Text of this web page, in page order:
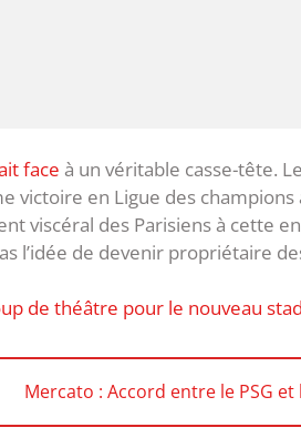
face à un véritable casse-tête.
victoire en Ligue des
viscéral des Parisiens à cette
l’idée de devenir propriétaire
de théâtre pour le nouveau
Mercato : Accord entre le PSG et